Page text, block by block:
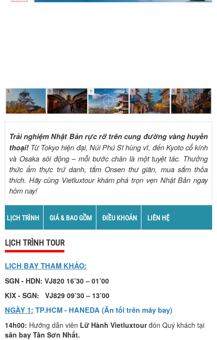
Trải nghiệm Nhật Bản rực rỡ trên cung đường vàng huyền
thoại!Từ Tokyo hiện đại, Núi Phú Sĩ hùng vĩ, đến Kyoto cổ kính
và Osaka sôi động – mỗi bước chân là một tuyệt tác. Thưởng
thức ẩm thực trứ danh, tắm Onsen thư giãn, mua sắm thỏa
thích. Hãy cùng Vietluxtour khám phá trọn vẹn Nhật Bản ngay
hôm nay!
LỊCH TRÌNH GIÁ & BAO GỒM ĐIỀU KHOẢN LIÊN HỆ
LỊCH TRÌNH TOUR
LỊCH BAY THAM KHẢO:
SGN - HDN: VJ820 16’30– 01’00
KIX - SGN: VJ829 09’30 – 13’00
NGÀY 1: TP.HCM- HANEDA (Ăn tối trên máy bay)
14h00: Hướng dẫn viên Lữ Hành Vietluxtourđón Quý khách tại
sân bay Tân Sơn Nhất.